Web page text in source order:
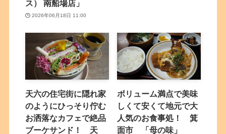
ス） 南船場店」
2026年06月18日 11:00
天六の住宅街に隠れ家
のようにひっそり佇む
お洒落なカフェで絶品
ブーケサンド！ 天
ボリューム満点で美味
しくて安くて地元で大
人気のお食事処！ 箕
面市 「母の味」